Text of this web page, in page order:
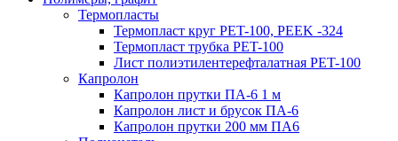
Термопласты
Термопласт круг PET-100, PEEK -324
Термопласт трубка PET-100
Лист полиэтилентерефталатная PET-100
Капролон
Капролон прутки ПА-6 1 м
Капролон лист и брусок ПА-6
Капролон прутки 200 мм ПА6